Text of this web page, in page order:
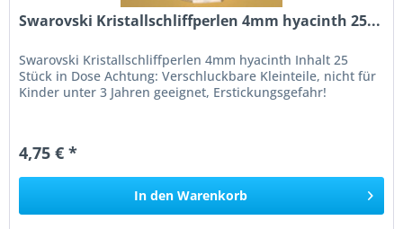
Swarovski Kristallschliffperlen 4mm hyacinth 25...
Swarovski Kristallschliffperlen 4mm hyacinth Inhalt 25
Stück in Dose Achtung: Verschluckbare Kleinteile, nicht für
Kinder unter 3 Jahren geeignet, Erstickungsgefahr!
4,75 € *
In den Warenkorb